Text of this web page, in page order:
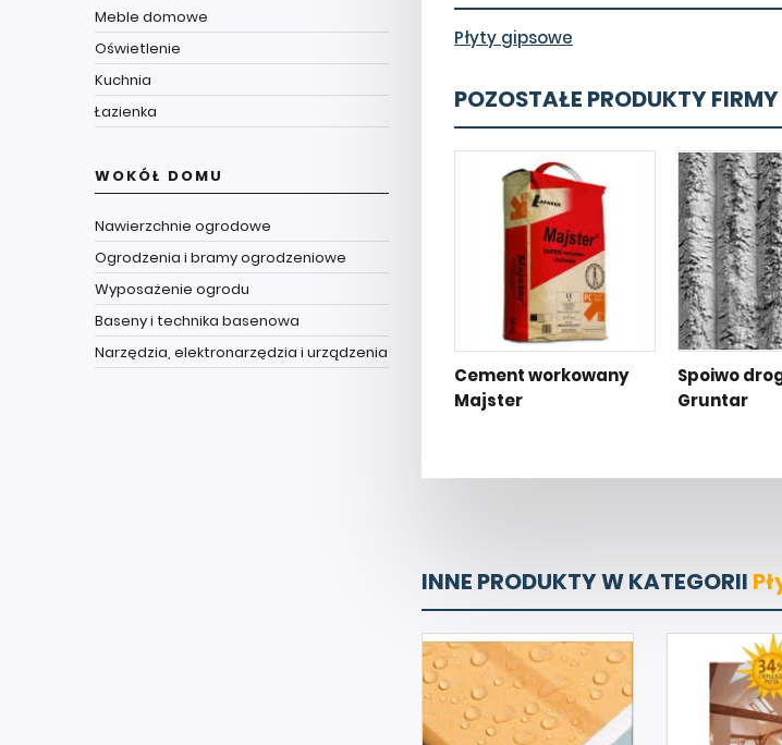
Meble domowe
Oświetlenie
Kuchnia
Łazienka
WOKÓŁ DOMU
Nawierzchnie ogrodowe
Ogrodzenia i bramy ogrodzeniowe
Wyposażenie ogrodu
Baseny i technika basenowa
Narzędzia, elektronarzędzia i urządzenia
Płyty gipsowe
POZOSTAŁE PRODUKTY FIRMY
Cement workowany
Majster
Spoiwo
Gruntar
INNE PRODUKTY W KATEGORII